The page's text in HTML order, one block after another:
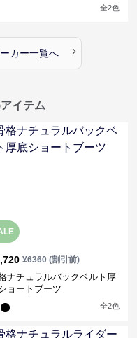
全2色
カー一覧へ ›
イテム
¥6360(割引前)
ナチュラルバックベルト厚
ョートブーツ
全2色